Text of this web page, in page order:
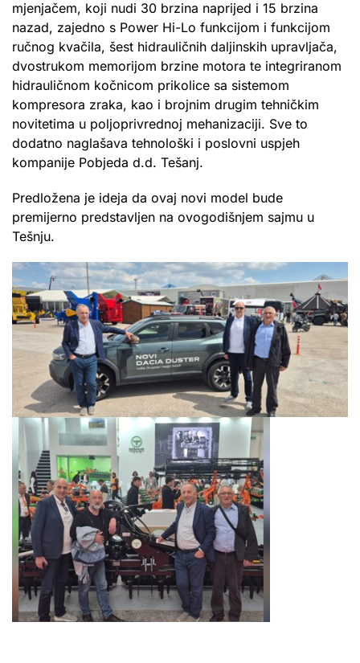
mjenjačem, koji nudi 30 brzina naprijed i 15 brzina
nazad, zajedno s Power Hi-Lo funkcijom i funkcijom
ručnog kvačila, šest hidrauličnih daljinskih upravljača,
dvostrukom memorijom brzine motora te integriranom
hidrauličnom kočnicom prikolice sa sistemom
kompresora zraka, kao i brojnim drugim tehničkim
novitetima u poljoprivrednoj mehanizaciji. Sve to
dodatno naglašava tehnološki i poslovni uspjeh
kompanije Pobjeda d.d. Tešanj.
Predložena je ideja da ovaj novi model bude
premijerno predstavljen na ovogodišnjem sajmu u
Tešnju.